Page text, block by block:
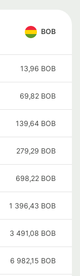
BOB
13,96 BOB
69,82 BOB
139,64 BOB
279,29 BOB
698,22 BOB
1 396,43 BOB
3 491,08 BOB
6 982,15 BOB